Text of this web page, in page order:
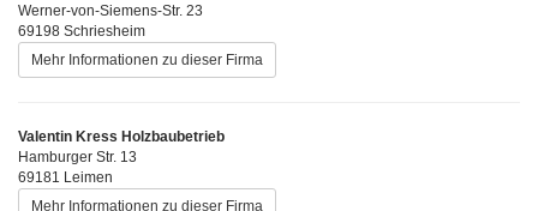
Werner-von-Siemens-Str. 23
69198 Schriesheim
Mehr Informationen zu dieser Firma
Valentin Kress Holzbaubetrieb
Hamburger Str. 13
69181 Leimen
Mehr Informationen zu dieser Firma